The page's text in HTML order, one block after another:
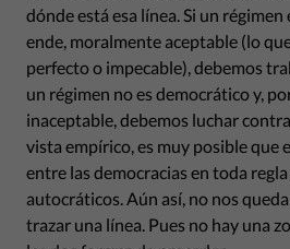
dónde está esa línea. Si un
ende, moralmente aceptable (lo
perfecto o impecable), debemos
un régimen no es democrático y,
inaceptable, debemos luchar
vista empírico, es muy posible que
entre las democracias en toda
autocráticos. Aún así, no nos
trazar una línea. Pues no hay una